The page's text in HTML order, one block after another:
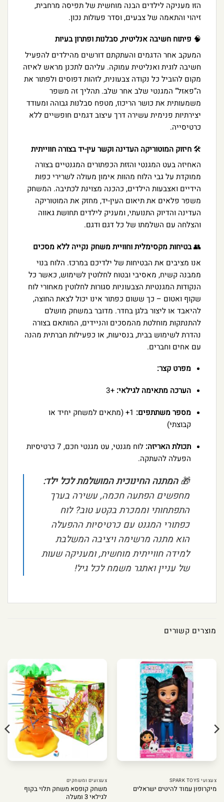
הזו מעניקה לילדים הבנה מוחשית של תפיסה מרחבית,
זיהוי והתאמה של צבעים, וסדר פעולות נכון.
🧠 פיתוח חשיבה אנליטית, סבלנות ופתרון בעיות
המעקב אחר הדגמים והעתקתם דורשים מהילדים להפעיל
חשיבה לוגית ואנליטית עמוקה. עליהם לתכנן מראש לאיזה
מקום להוביל כל נקודה צבעונית, לזהות דפוסים ולפתור את
ה”פאזל” המגנטי שלב אחר שלב. תהליך זה משפר
משמעותית את כושר הריכוז, מטפח סבלנות גבוהה ומעודד
יצירתיות פנימית עשירה דרך עיצוב דגמים חופשיים ללא
כרטיסייה.
🛠️חיזוק המוטוריקה העדינה וקשר עין-יד בצורה חווייתית
האחיזה בעט המגנטי והזזת הכפתורים המגנטיים בצורה
ממוקדת על גבי הלוח מהוות אימון מעולה לשרירי כפות
הידיים ואצבעות הילדים, כהכנה מצוינת לכתיבה. המשחק
משפר פלאים את תיאום העין-יד, מחזק את המוטוריקה
העדינה והדיוק התנועתי, ומעניק לילדים תחושת גאווה
והצלחה עם השלמתו של כל דגם ודגם.
👥בטיחות מקסימלית וחוויית משחק נקייה ללא מסכים
אנו מציבים את הבטיחות של ילדיכם במרכז. הלוח בנוי
ממבנה קשיח, מאסיבי ובטוח לחלוטין לשימוש, כאשר כל
הנקודות המגנטיות הצבעוניות סגורות לחלוטין מאחורי לוח
שקוף ואטום – כך ששום כפתור אינו יכול לצאת החוצה,
להיאבד או ליצור בלגן בחדר. מדובר במשחק מושלם
להתנתקות מוחלטת מהמסכים והניידים, המותאם בצורה
נהדרת לשימוש בבית, בנסיעות, או כפעילות חברתית מהנה
עם אחים וחברים.
מפרט קצר:
הערכה מתאימה לגילאי: +3
מספר משתתפים:
1+ (מתאים למשחק יחיד או
קבוצתי)
תכולת האריזה:
לוח מגנטי, עט מגנטי חכם, 7 כרטיסיות
הפעלה להעתקה.
🎁המתנה החינוכית המושלמת לכל ילד:
מחפשים הפתעה חכמה, עשירה בערך
התפתחותי וממכרת בקטע טוב? לוח
כפתורי המגנט עם כרטיסיות ההפעלה
הוא מתנה מרשימה ויציבה המשלבת
למידה חווייתית מוחשית, ומעניקה שעות
של עניין ואתגר משמח לכל גיל!
מוצרים קשורים
צעצועי SPARK TOYS
מיקרופון עמוד להיטים ישראלים
צעצועים ומשחקים
משחק קופסא משחק תלוי בקוף
לגילאי 3 ומעלה